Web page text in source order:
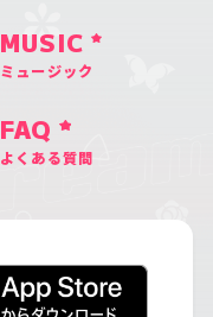
MUSIC
ミュージック
FAQ
よくある質問